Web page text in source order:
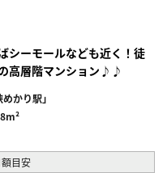
シーモールなども近く！徒
高層階マンション♪♪
かり駅」
額目安